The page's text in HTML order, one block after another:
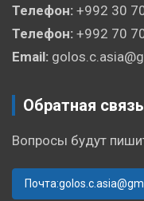
Телефон: +992 30
Телефон: +992 70
Email:
Обратная связь
Вопросы будут